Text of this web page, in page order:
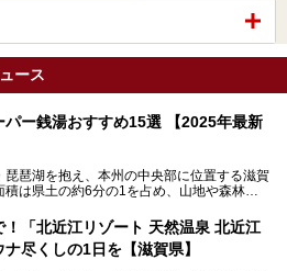
ース
パー銭湯おすすめ15選 【2025年最新
琵琶湖を抱え、本州の中央部に位置する滋賀
積は県土の約6分の1を占め、山地や森林部
は世界遺産の比叡山延暦寺、天守が国宝に
根城、国の特別史跡の安土城跡など、多数
す。
！「北近江リゾート 天然温泉 北近江
尽くしの1日を【滋賀県】